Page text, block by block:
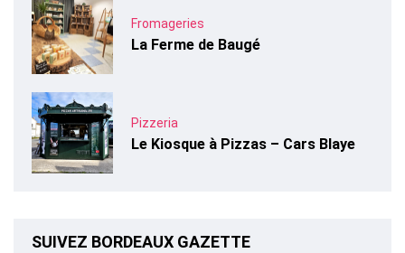
Fromageries
La Ferme de Baugé
Pizzeria
Le Kiosque à Pizzas – Cars Blaye
SUIVEZ BORDEAUX GAZETTE